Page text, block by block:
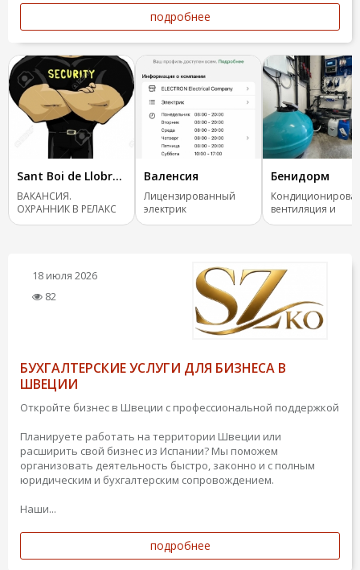
подробнее
Sant Boi de Llobregat
ВАКАНСИЯ.
ОХРАННИК В РЕЛАКС
САЛОН
Валенсия
Лицензированный
электрик
Бенидорм
вентиляция и
отопление.
18 июля 2026
82
БУХГАЛТЕРСКИЕ УСЛУГИ ДЛЯ БИЗНЕСА В
ШВЕЦИИ
Откройте бизнес в Швеции с профессиональной поддержкой
Планируете работать на территории Швеции или
расширить свой бизнес из Испании? Мы поможем
организовать деятельность быстро, законно и с полным
юридическим и бухгалтерским сопровождением.
Наши...
подробнее